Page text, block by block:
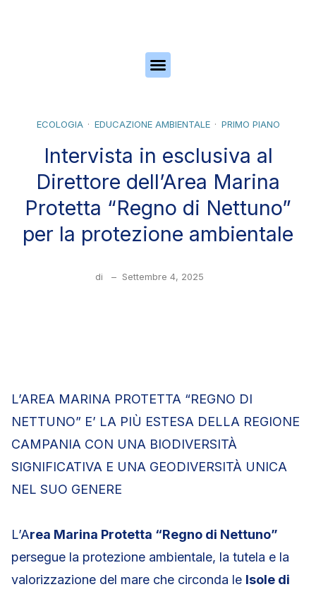
ECOLOGIA EDUCAZIONE AMBIENTALE PRIMO PIANO
Intervista in esclusiva al
Direttore dell’Area Marina
Protetta “Regno di Nettuno”
per la protezione ambientale
di – Settembre 4, 2025
L’AREA MARINA PROTETTA “REGNO DI
NETTUNO” E’ LA PIÙ ESTESA DELLA REGIONE
CAMPANIA CON UNA BIODIVERSITÀ
SIGNIFICATIVA E UNA GEODIVERSITÀ UNICA
NEL SUO GENERE
L’Area Marina Protetta “Regno di Nettuno”
persegue la protezione ambientale, la tutela e la
valorizzazione del mare che circonda le Isole di